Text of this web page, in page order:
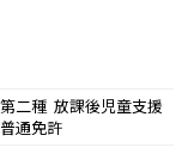
二種 放課後児童支援
通免許